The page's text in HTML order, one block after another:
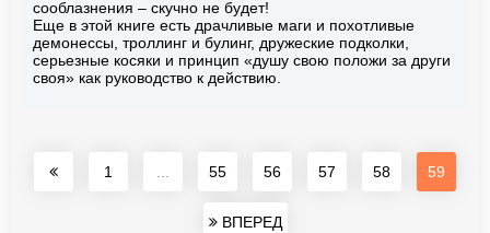
сооблазнения – скучно не будет!
Еще в этой книге есть драчливые маги и похотливые
демонессы, троллинг и булинг, дружеские подколки,
серьезные косяки и принцип «душу свою положи за други
своя» как руководство к действию.
1 55 56 57 58 59
ВПЕРЕД